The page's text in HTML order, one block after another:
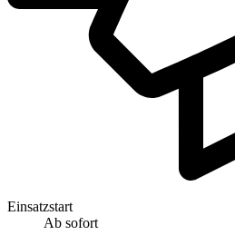
Einsatzstart
Ab sofort